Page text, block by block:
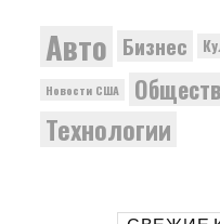
Авто Бизнес
Новости США
Технологии